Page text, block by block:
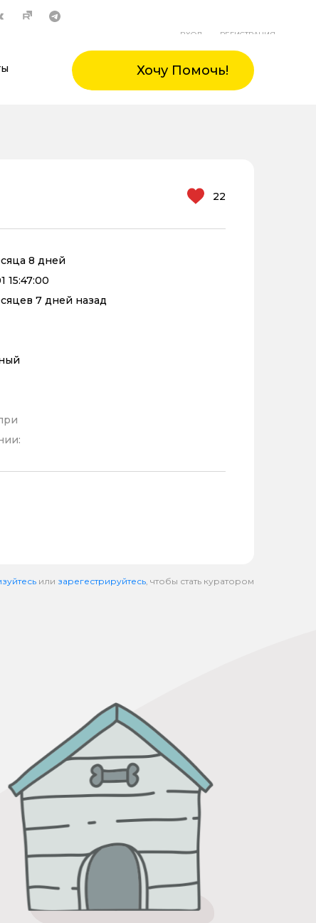
ВХОД РЕГИСТРАЦИЯ
Хочу Помочь!
22
8 дней
15:47:00
7 дней назад
или зарегестрируйтесь, чтобы стать куратором